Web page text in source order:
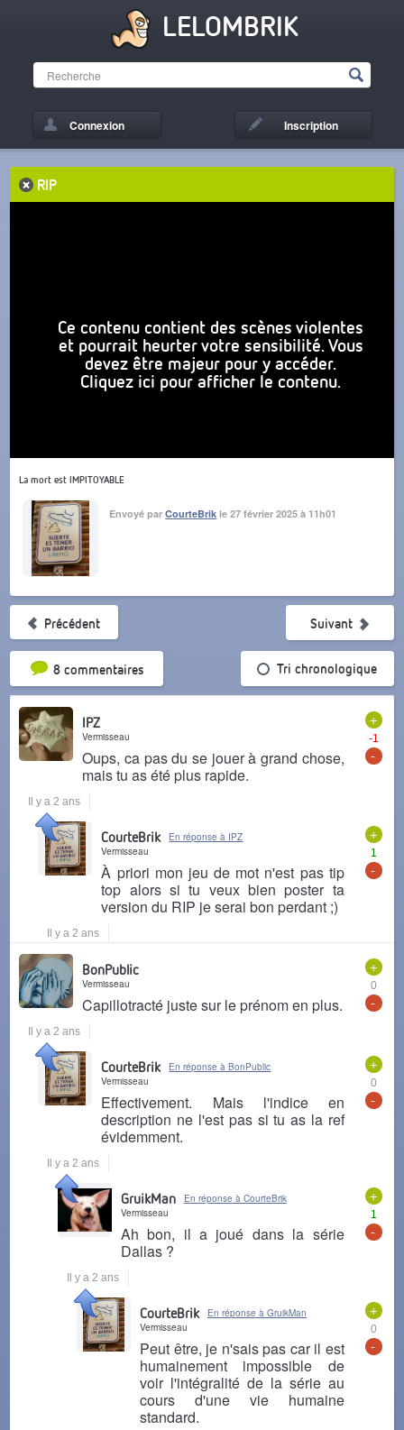
LELOMBRIK
Connexion Inscription
RIP
Ce contenu contient des scènes violentes
et pourrait heurter votre sensibilité. Vous
devez être majeur pour y accéder.
Cliquez ici pour afficher le contenu.
La mort est IMPITOYABLE
Envoyé parCourteBrik le 27 février 2025 à 11h01
Précédent
8 commentairesTri par popularité Tri chronologique
Suivant
+
-1
-
IPZ
Vermisseau
Oups, ca pas du se jouer à grand chose,
mais tu as été plus rapide.
Il y a 2 ans
+
1
-
CourteBrik
En réponse à IPZ
Vermisseau
À priori mon jeu de mot n'est pas tip
top alors si tu veux bien poster ta
version du RIP je serai bon perdant ;)
Il y a 2 ans
+
0
-
BonPublic
Vermisseau
Capillotracté juste sur le prénom en plus.
Il y a 2 ans
+
0
-
CourteBrik
En réponse à BonPublic
Vermisseau
Effectivement. Mais l'indice en
description ne l'est pas si tu as la ref
évidemment.
Il y a 2 ans
+
1
-
GruikMan
En réponse à CourteBrik
Vermisseau
Ah bon, il a joué dans la série
Dallas ?
Il y a 2 ans
+
0
-
CourteBrik
En réponse à GruikMan
Vermisseau
Peut être, je n'sais pas car il est
humainement impossible de
voir l'intégralité de la série au
cours d'une vie humaine
standard.